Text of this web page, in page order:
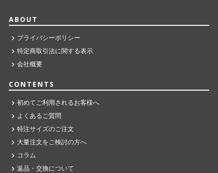
ABOUT
プライバシーポリシー
特定商取引法に関する表示
会社概要
CONTENTS
初めてご利用されるお客様へ
よくあるご質問
特注サイズのご注文
大量注文をご検討の方へ
コラム
返品・交換について